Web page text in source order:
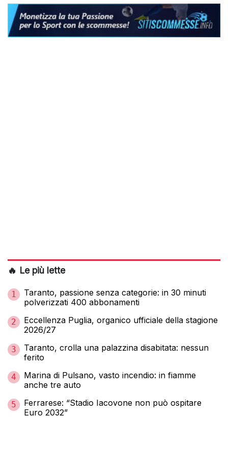
🔥 Le più lette
1
Taranto, passione senza categorie: in 30 minuti
polverizzati 400 abbonamenti
2
Eccellenza Puglia, organico ufficiale della stagione
2026/27
3
Taranto, crolla una palazzina disabitata: nessun
ferito
4
Marina di Pulsano, vasto incendio: in fiamme
anche tre auto
5
Ferrarese: “Stadio Iacovone non può ospitare
Euro 2032”